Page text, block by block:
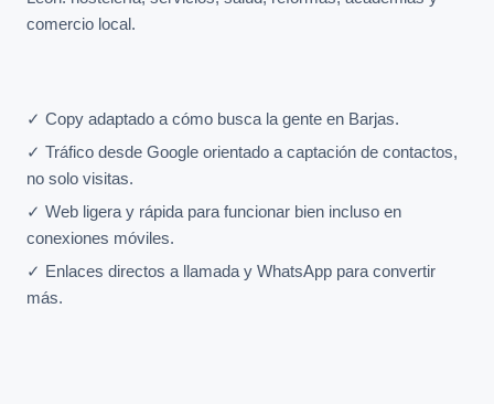
comercio local.
✓ Copy adaptado a cómo busca la gente en Barjas.
✓ Tráfico desde Google orientado a captación de contactos,
no solo visitas.
✓ Web ligera y rápida para funcionar bien incluso en
conexiones móviles.
✓ Enlaces directos a llamada y WhatsApp para convertir
más.